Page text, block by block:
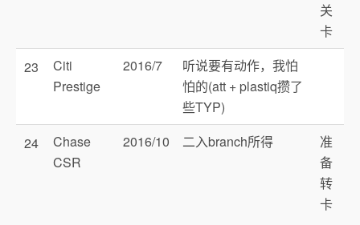
关
卡
23
Citi
Prestige
2016/7
听说要有动作，我怕
怕的(att + plastiq攒了
些TYP)
24
Chase
CSR
2016/10 二入branch所得
准
备
转
卡